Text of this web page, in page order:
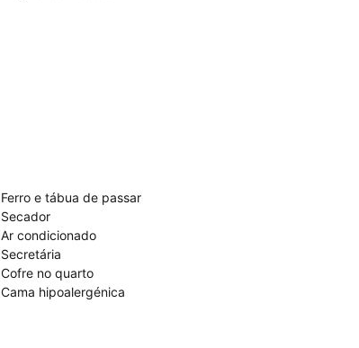
Ferro e tábua de passar
Secador
Ar condicionado
Secretária
Cofre no quarto
Cama hipoalergénica